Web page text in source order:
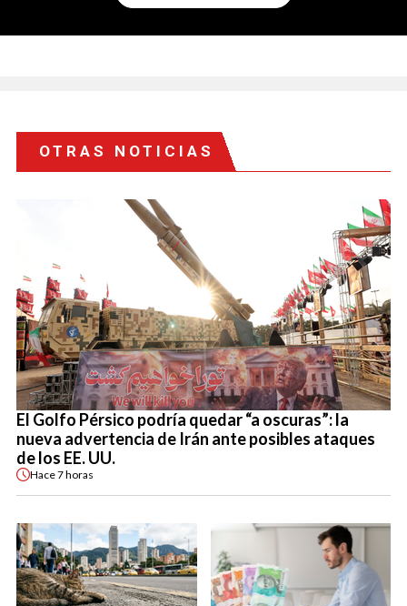
OTRAS NOTICIAS
El Golfo Pérsico podría quedar “a oscuras”: la
nueva advertencia de Irán ante posibles ataques
de los EE. UU.
Hace7 horas